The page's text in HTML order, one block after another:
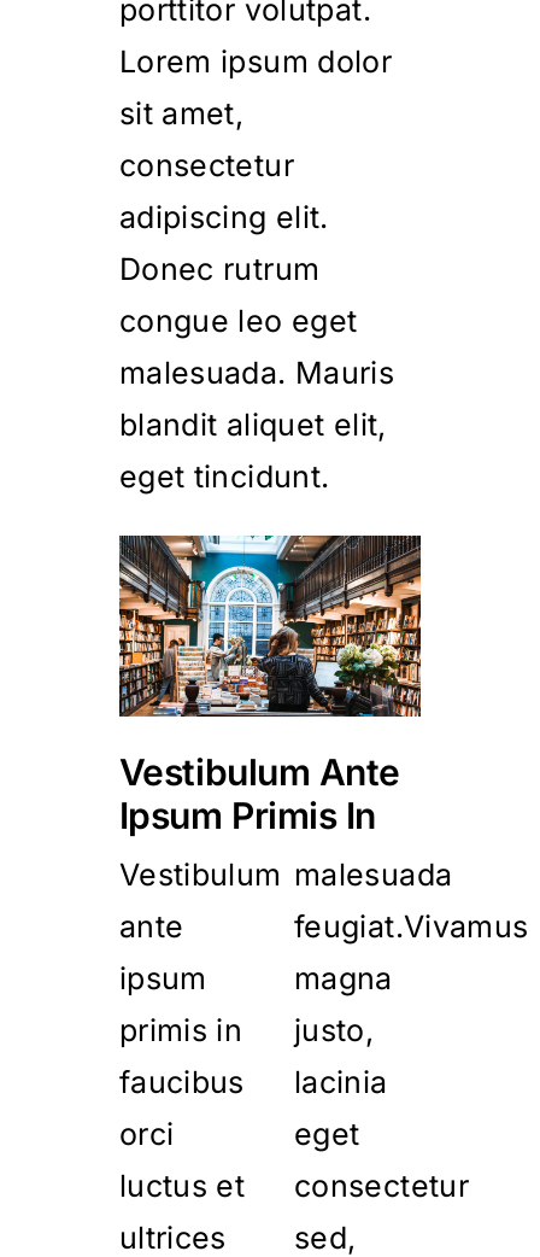
porttitor volutpat.
Lorem ipsum dolor
sit amet,
consectetur
adipiscing elit.
Donec rutrum
congue leo eget
malesuada. Mauris
blandit aliquet elit,
eget tincidunt.
Vestibulum Ante
Ipsum Primis In
Vestibulum
ante
ipsum
primis in
faucibus
orci
luctus et
ultrices
malesuada
feugiat.Vivamus
magna
justo,
lacinia
eget
consectetur
sed,